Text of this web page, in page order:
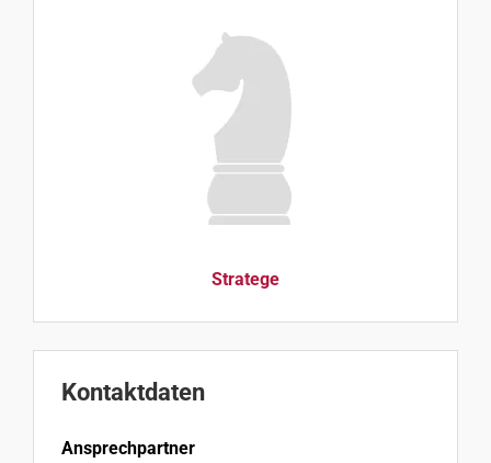
Stratege
Kontaktdaten
Ansprechpartner